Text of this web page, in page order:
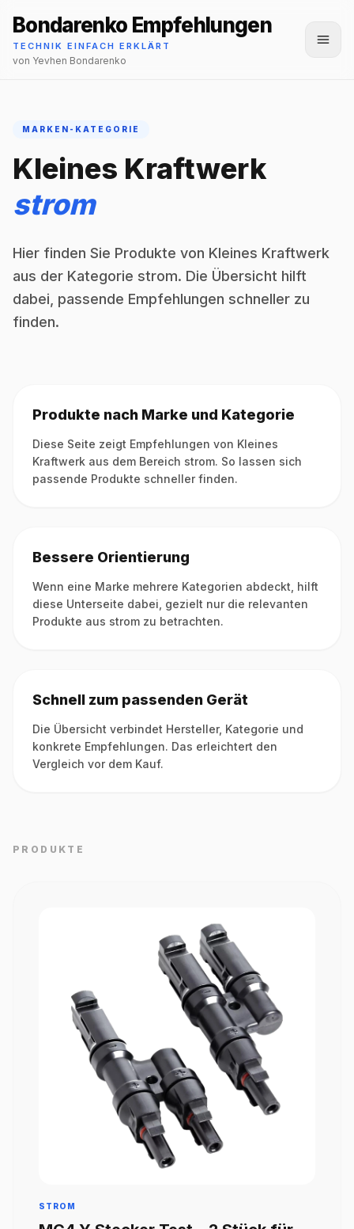
Bondarenko Empfehlungen
TECHNIK EINFACH ERKLÄRT
von Yevhen Bondarenko
MARKEN-KATEGORIE
Kleines Kraftwerk
strom
Hier finden Sie Produkte von Kleines Kraftwerk
aus der Kategorie strom. Die Übersicht hilft
dabei, passende Empfehlungen schneller zu
finden.
Produkte nach Marke und Kategorie
Diese Seite zeigt Empfehlungen von Kleines
Kraftwerk aus dem Bereich strom. So lassen sich
passende Produkte schneller finden.
Bessere Orientierung
Wenn eine Marke mehrere Kategorien abdeckt, hilft
diese Unterseite dabei, gezielt nur die relevanten
Produkte aus strom zu betrachten.
Schnell zum passenden Gerät
Die Übersicht verbindet Hersteller, Kategorie und
konkrete Empfehlungen. Das erleichtert den
Vergleich vor dem Kauf.
PRODUKTE
STROM